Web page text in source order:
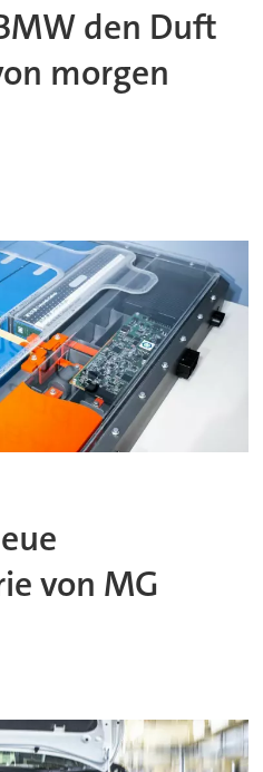
den Duft
morgen
von MG